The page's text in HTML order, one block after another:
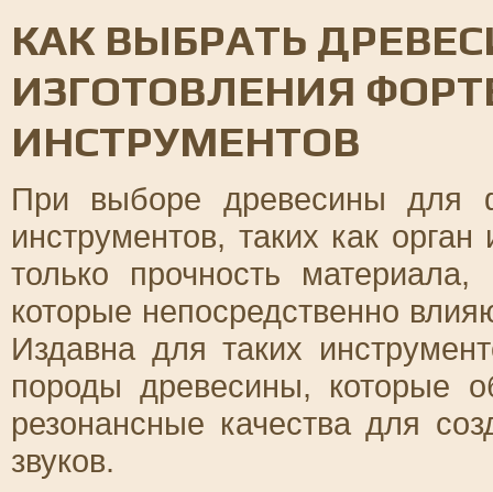
КАК ВЫБРАТЬ
ИЗГОТОВЛЕНИЯ
ИНСТРУМЕНТОВ
При выборе древесины для
инструментов, таких как
только прочность
которые непосредственно
Издавна для таких
породы древесины, которые
резонансные качества для
звуков.